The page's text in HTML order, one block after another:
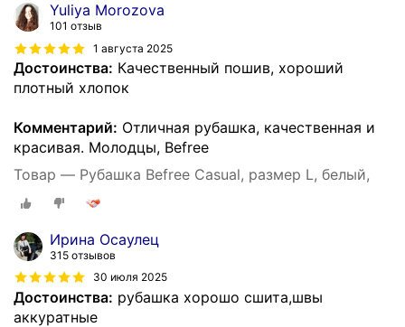
Yuliya Morozova
101 отзыв
1 августа 2025
Достоинства: Качественный пошив, хороший
плотный хлопок
Комментарий: Отличная рубашка, качественная и
красивая. Молодцы, Befree
Товар — Рубашка Befree Casual, размер L, белый,
Ирина Осаулец
315 отзывов
30 июля 2025
Достоинства: рубашка хорошо сшита,швы
аккуратные